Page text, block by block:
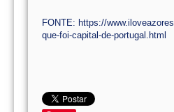
FONTE: https://
que-foi-capital-de-portugal.html